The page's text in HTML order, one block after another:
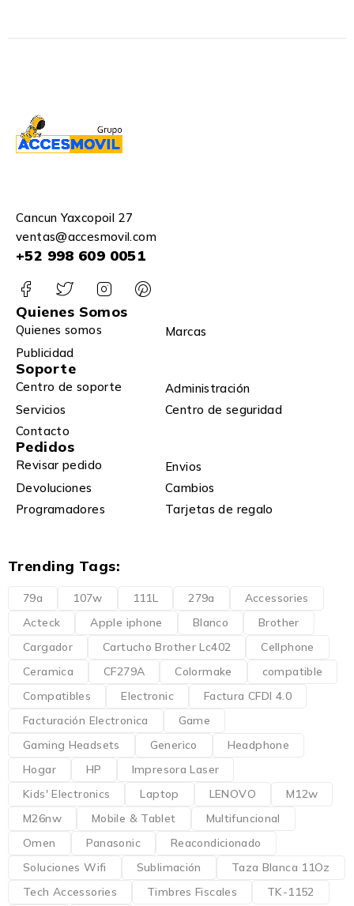
Cancun Yaxcopoil 27
ventas@accesmovil.com
+52 998 609 0051
Quienes Somos
Quienes somos
Marcas
Publicidad
Soporte
Centro de soporte
Administración
Servicios
Centro de seguridad
Contacto
Pedidos
Revisar pedido
Envios
Devoluciones
Cambios
Programadores
Tarjetas de regalo
Trending Tags:
79a 107w 111L 279a
Accessories
Acteck
Apple iphone Blanco
Brother
Cargador
Cartucho Brother Lc402
Cellphone
Ceramica
CF279A Colormake
compatible
Compatibles
Electronic
Factura CFDI 4.0
Facturación Electronica
Game
Gaming Headsets
Generico
Headphone
Hogar
HP
Impresora Laser
Kids' Electronics
Laptop LENOVO
M12w
M26nw
Mobile & Tablet
Multifuncional
Omen
Panasonic
Reacondicionado
Soluciones Wifi
Sublimación
Taza Blanca 11Oz
Tech Accessories
Timbres Fiscales TK-1152